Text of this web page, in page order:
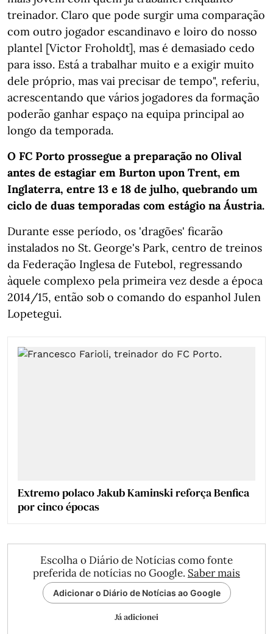
treinador. Claro que pode surgir uma comparação
com outro jogador escandinavo e loiro do nosso
plantel [Victor Froholdt], mas é demasiado cedo
para isso. Está a trabalhar muito e a exigir muito
dele próprio, mas vai precisar de tempo", referiu,
acrescentando que vários jogadores da formação
poderão ganhar espaço na equipa principal ao
longo da temporada.
O FC Porto prossegue a preparação no Olival
antes de estagiar em Burton upon Trent, em
Inglaterra, entre 13 e 18 de julho, quebrando um
ciclo de duas temporadas com estágio na Áustria.
Durante esse período, os 'dragões' ficarão
instalados no St. George's Park, centro de treinos
da Federação Inglesa de Futebol, regressando
àquele complexo pela primeira vez desde a época
2014/15, então sob o comando do espanhol Julen
Lopetegui.
Extremo polaco Jakub Kaminski reforça Benfica
por cinco épocas
Escolha o Diário de Notícias como fonte
preferida de notícias no Google. Saber mais
Adicionar o Diário de Notícias ao Google
Já adicionei